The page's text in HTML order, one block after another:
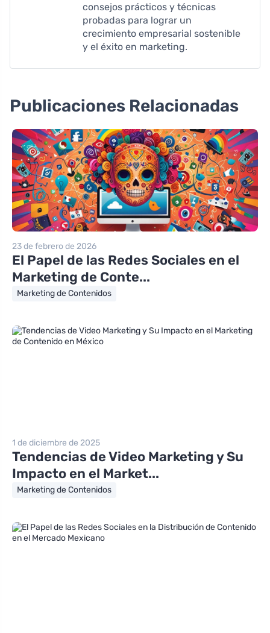
consejos prácticos y técnicas
probadas para lograr un
crecimiento empresarial sostenible
y el éxito en marketing.
Publicaciones Relacionadas
23 de febrero de 2026
El Papel de las Redes Sociales en el
Marketing de Conte...
Marketing de Contenidos
1 de diciembre de 2025
Tendencias de Video Marketing y Su
Impacto en el Market...
Marketing de Contenidos